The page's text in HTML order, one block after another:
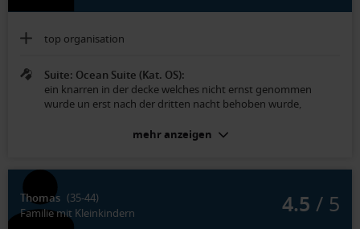
top organisation
Suite: Ocean Suite (Kat. OS):
ein knarren in der decke welches nicht ernst genommen
wurde un erst nach der dritten nacht behoben wurde,
mehr anzeigen
Thomas (35-44)
Familie mit Kleinkindern
4.5 / 5